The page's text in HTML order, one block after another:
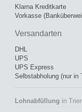
Klarna Kreditkarte
Vorkasse
Versandarten
DHL
UPS
UPS Express
Selbstabholung (nur in
Lohnabfüllung in